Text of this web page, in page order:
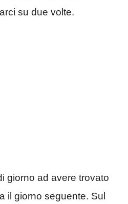
su due volte.
giorno ad avere trovato
il giorno seguente. Sul